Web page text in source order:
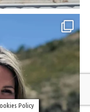
Policy